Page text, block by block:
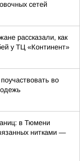
сетей
рассказали, как
у ТЦ «Континент»
во
в Тюмени
нитками —